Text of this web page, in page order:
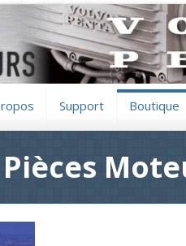
Support Boutique